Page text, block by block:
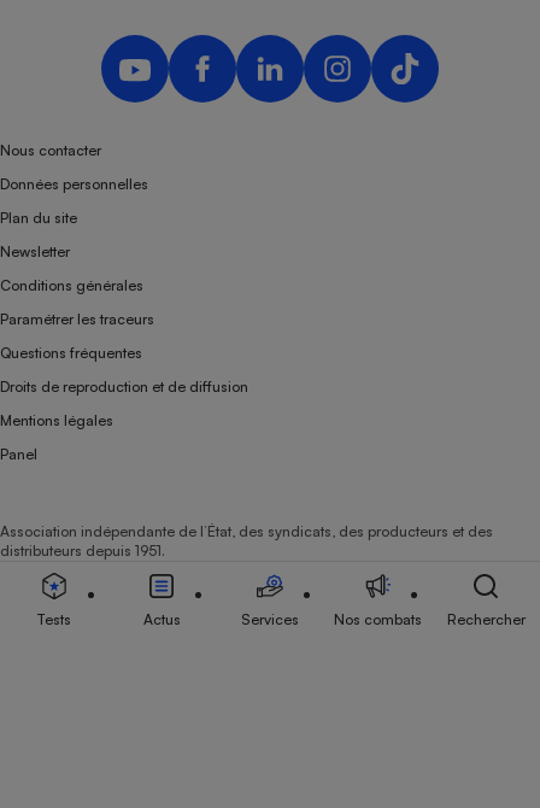
Nous contacter
Données personnelles
Plan du site
Newsletter
Conditions générales
Paramétrer les traceurs
Questions fréquentes
Droits de reproduction et de diffusion
Mentions légales
Panel
Association indépendante de l’État, des syndicats, des producteurs et des
distributeurs depuis 1951.
Tests Actus Services Nos combats Rechercher